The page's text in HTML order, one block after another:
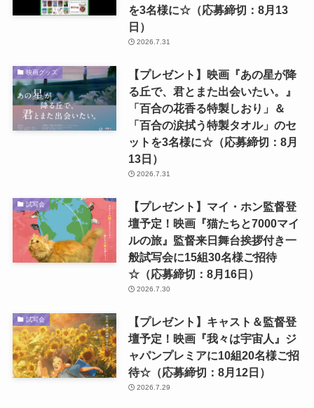
を3名様に☆（応募締切：8月13
日）
2026.7.31
映画グッズ
【プレゼント】映画『あの星が降
る丘で、君とまた出会いたい。』
「百合の花香る特製しおり」＆
「百合の涙拭う特製タオル」のセ
ットを3名様に☆（応募締切：8月
13日）
2026.7.31
試写会
【プレゼント】マイ・ホン監督登
壇予定！映画『猫たちと7000マイ
ルの旅』監督来日舞台挨拶付き一
般試写会に15組30名様ご招待
☆（応募締切：8月16日）
2026.7.30
試写会
【プレゼント】キャスト＆監督登
壇予定！映画『我々は宇宙人』ジ
ャパンプレミアに10組20名様ご招
待☆（応募締切：8月12日）
2026.7.29